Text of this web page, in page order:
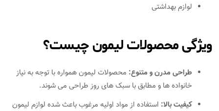
لوازم بهداشتی
ویژگی محصولات لیمون چیست؟
طراحی مدرن و متنوع: محصولات لیمون همواره با توجه به نیاز
خانواده‌ ها و مطابق با سبک‌ های روز طراحی می‌ شوند.
کیفیت بالا: استفاده از مواد اولیه مرغوب باعث شده لوازم لیمون